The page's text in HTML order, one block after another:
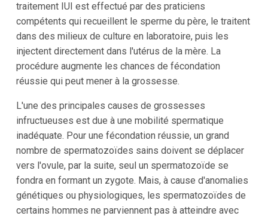
traitement IUI est effectué par des praticiens
compétents qui recueillent le sperme du père, le traitent
dans des milieux de culture en laboratoire, puis les
injectent directement dans l'utérus de la mère. La
procédure augmente les chances de fécondation
réussie qui peut mener à la grossesse.
L'une des principales causes de grossesses
infructueuses est due à une mobilité spermatique
inadéquate. Pour une fécondation réussie, un grand
nombre de spermatozoïdes sains doivent se déplacer
vers l'ovule, par la suite, seul un spermatozoïde se
fondra en formant un zygote. Mais, à cause d'anomalies
génétiques ou physiologiques, les spermatozoïdes de
certains hommes ne parviennent pas à atteindre avec